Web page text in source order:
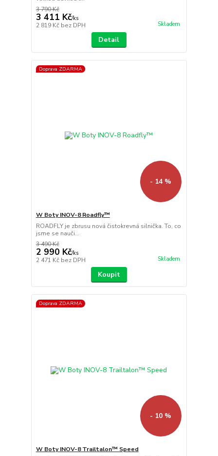
3 790 Kč
3 411 Kč/ks
2 819 Kč bez DPH Skladem
Detail
Doprava ZDARMA
- 14 %
W Boty INOV-8 Roadfly™
ROADFLY je zbrusu nová čistokrevná silnička. To, co
jsme se nauči...
3 490 Kč
2 990 Kč/ks
2 471 Kč bez DPH Skladem
Koupit
Doprava ZDARMA
- 10 %
W Boty INOV-8 Trailtalon™ Speed